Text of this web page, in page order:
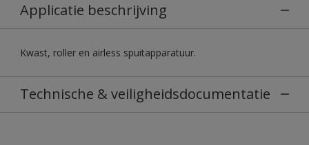
Applicatie beschrijving
Kwast, roller en airless spuitapparatuur.
Technische & veiligheidsdocumentatie